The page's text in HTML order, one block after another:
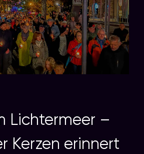
Lichtermeer –
Kerzen erinnert